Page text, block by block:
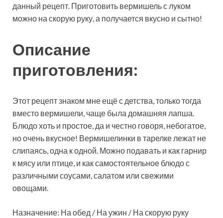
данный рецепт. Приготовить вермишель с луком
можно на скорую руку, а получается вкусно и сытно!
Описание
приготовления:
Этот рецепт знаком мне ещё с детства, только тогда
вместо вермишели, чаще была домашняя лапша.
Блюдо хоть и простое, да и честно говоря, небогатое,
но очень вкусное! Вермишелинки в тарелке лежат не
слипаясь, одна к одной. Можно подавать и как гарнир
к мясу или птице, и как самостоятельное блюдо с
различными соусами, салатом или свежими
овощами.
Назначение: На обед / На ужин / На скорую руку